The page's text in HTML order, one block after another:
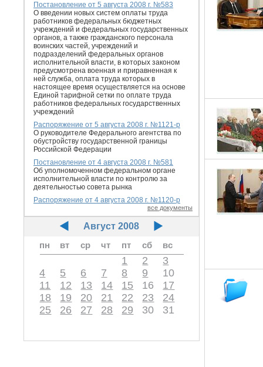
Постановление от 5 августа 2008 г. №583
О введении новых систем оплаты труда
работников федеральных бюджетных
учреждений и федеральных государственных
органов, а также гражданского персонала
воинских частей, учреждений и
подразделений федеральных органов
исполнительной власти, в которых законом
предусмотрена военная и приравненная к
ней служба, оплата труда которых в
настоящее время осуществляется на основе
Единой тарифной сетки по оплате труда
работников федеральных государственных
учреждений
Распоряжение от 5 августа 2008 г. №1121-р
О руководителе Федерального агентства по
обустройству государственной границы
Российской Федерации
Постановление от 4 августа 2008 г. №581
Об уполномоченном федеральном органе
исполнительной власти по контролю за
деятельностью совета рынка
Распоряжение от 4 августа 2008 г. №1120-р
все документы
Август 2008
пн
вт ср чт пт сб вс
1 2
3
4
5 6 7 8 9
10
11
12 13 14 15 16
17
18
19 20 21 22 23
24
25
26 27 28 29 30 31